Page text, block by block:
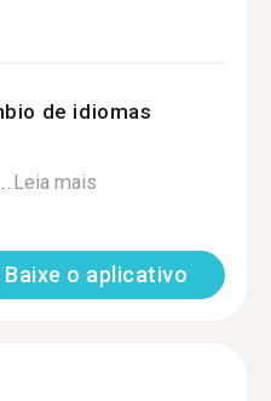
de idiomas
Leia mais
Baixe o aplicativo